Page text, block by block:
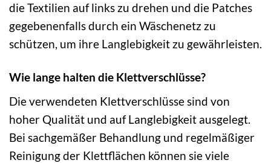
die Textilien auf links zu drehen und die Patches
gegebenenfalls durch ein Wäschenetz zu
schützen, um ihre Langlebigkeit zu gewährleisten.
Wie lange halten die Klettverschlüsse?
Die verwendeten Klettverschlüsse sind von
hoher Qualität und auf Langlebigkeit ausgelegt.
Bei sachgemäßer Behandlung und regelmäßiger
Reinigung der Klettflächen können sie viele